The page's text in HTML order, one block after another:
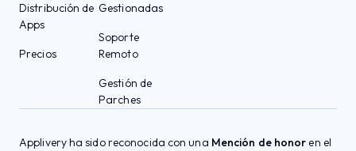
Distribución de
Apps
Precios
Gestionadas
Soporte
Remoto
Gestión de
Parches
Applivery ha sido reconocida con una Mención de honor en el